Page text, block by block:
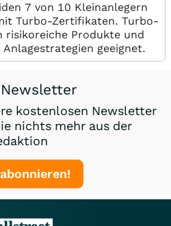
7 von 10 Kleinanlegern
Turbo-Zertifikaten. Turbo-
risikoreiche Produkte und
geeignet.
Newsletter
kostenlosen Newsletter
nichts mehr aus der